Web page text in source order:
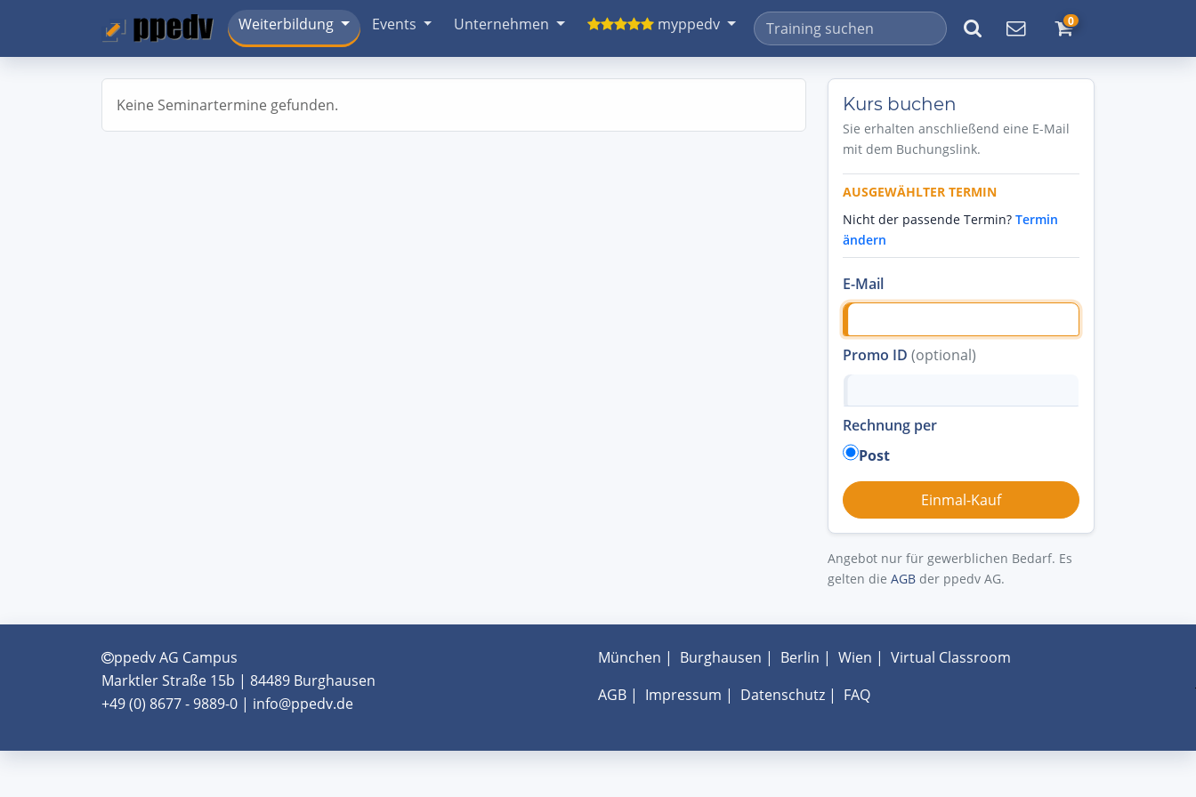
Weiterbildung Events Unternehmen myppedv 0
Keine Seminartermine gefunden. Kurs buchen
Sie erhalten anschließend eine E-Mail
mit dem Buchungslink.
AUSGEWÄHLTER TERMIN
Nicht der passende Termin? Termin
ändern
E-Mail
Promo ID (optional)
Rechnung per
Post
Angebot nur für gewerblichen Bedarf. Es
gelten die AGB der ppedv AG.
ppedv AG Campus
Marktler Straße 15b | 84489 Burghausen
+49 (0) 8677 - 9889-0 | info@ppedv.de
München | Burghausen | Berlin | Wien | Virtual Classroom
AGB| Impressum | Datenschutz| FAQ